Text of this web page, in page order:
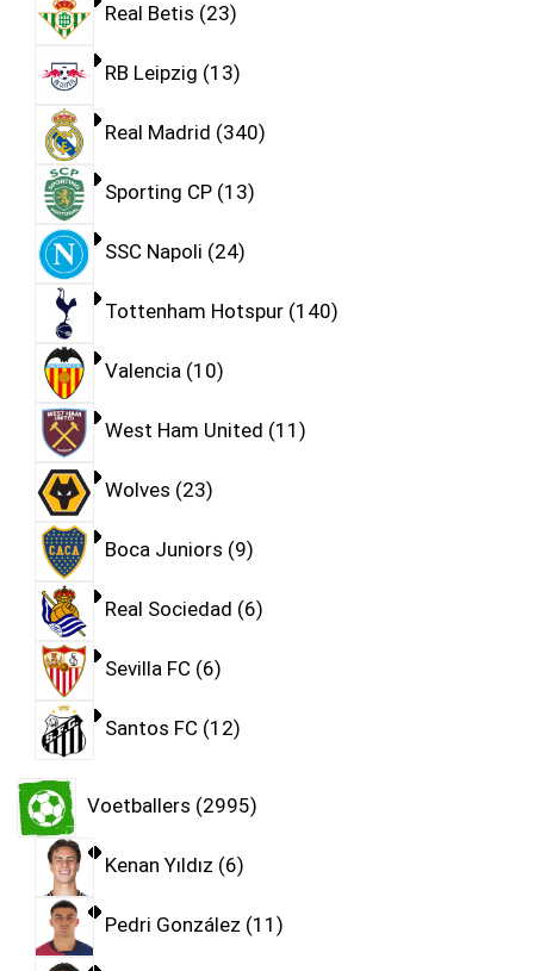
Real Betis 23
RB Leipzig 13
Real Madrid 340
Sporting CP 13
SSC Napoli 24
Tottenham Hotspur 140
Valencia 10
West Ham United 11
Wolves 23
Boca Juniors 9
Real Sociedad 6
Sevilla FC 6
Santos FC 12
Voetballers 2995
Kenan Yıldız 6
Pedri González 11